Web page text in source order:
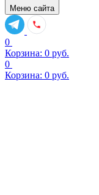
Меню сайта
0
Корзина: 0 руб.
0
Корзина: 0 руб.